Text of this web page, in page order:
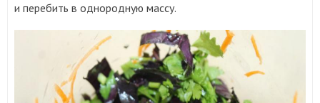
и перебить в однородную массу.